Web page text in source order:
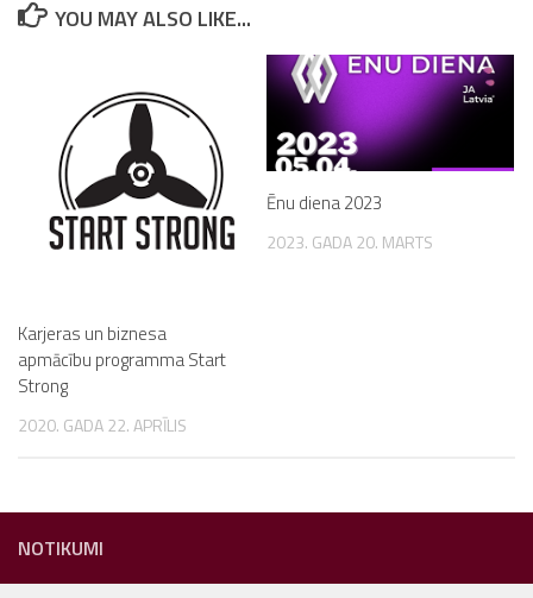
YOU MAY ALSO LIKE...
Karjeras un biznesa
apmācību programma Start
Strong
2020. GADA 22. APRĪLIS
Ēnu diena 2023
2023. GADA 20. MARTS
NOTIKUMI